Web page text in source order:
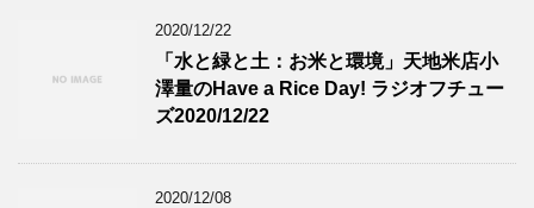
2020/12/22
「水と緑と土：お米と環境」天地米店小
澤量のHave a Rice Day! ラジオフチュー
ズ2020/12/22
2020/12/08